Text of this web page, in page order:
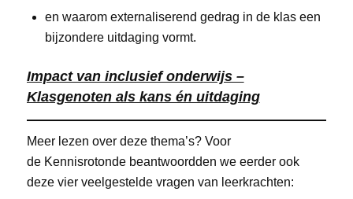
en waarom externaliserend gedrag in de klas een
bijzondere uitdaging vormt.
Impact van inclusief onderwijs –
Klasgenoten als kans én uitdaging
Meer lezen over deze thema’s? Voor
de Kennisrotonde beantwoordden we eerder ook
deze vier veelgestelde vragen van leerkrachten: